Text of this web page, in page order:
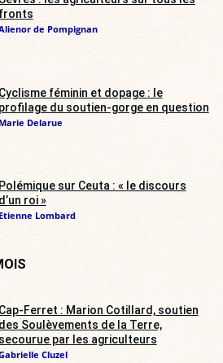
de Pompignan
féminin et dopage : le
du soutien-gorge en question
Delarue
Polémique sur Ceuta : « le discours
d’un roi »
Etienne Lombard
Ferret : Marion Cotillard, soutien
des Soulèvements de la Terre,
par les agriculteurs
Cluzel